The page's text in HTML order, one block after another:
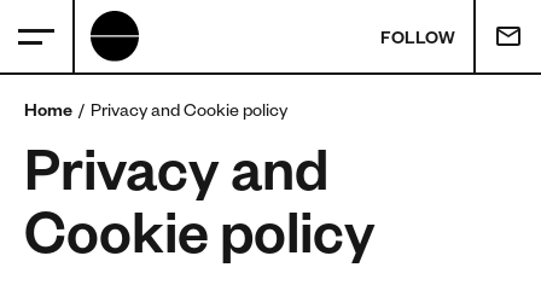
FOLLOW
Home Privacy and Cookie policy
Privacy and
Cookie policy